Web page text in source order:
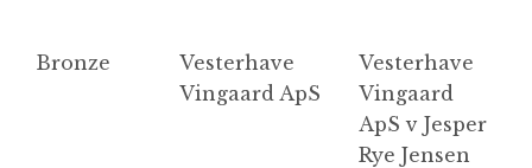
Bronze
Vesterhave
Vingaard ApS
Vesterhave
Vingaard
ApS v Jesper
Rye Jensen